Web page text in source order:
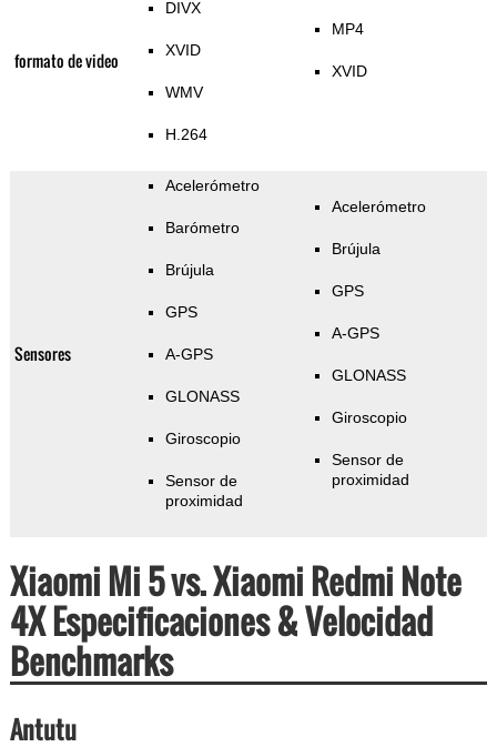
formato de video
DIVX
XVID
WMV
H.264
MP4
XVID
Sensores
Acelerómetro
Barómetro
Brújula
GPS
A-GPS
GLONASS
Giroscopio
Sensor de
proximidad
Acelerómetro
Brújula
GPS
A-GPS
GLONASS
Giroscopio
Sensor de
proximidad
Xiaomi Mi 5 vs. Xiaomi Redmi Note
4X Especificaciones & Velocidad
Benchmarks
Antutu